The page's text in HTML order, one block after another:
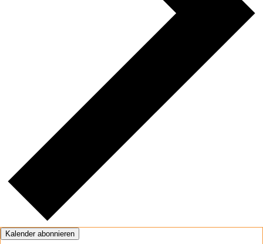
Kalender abonnieren